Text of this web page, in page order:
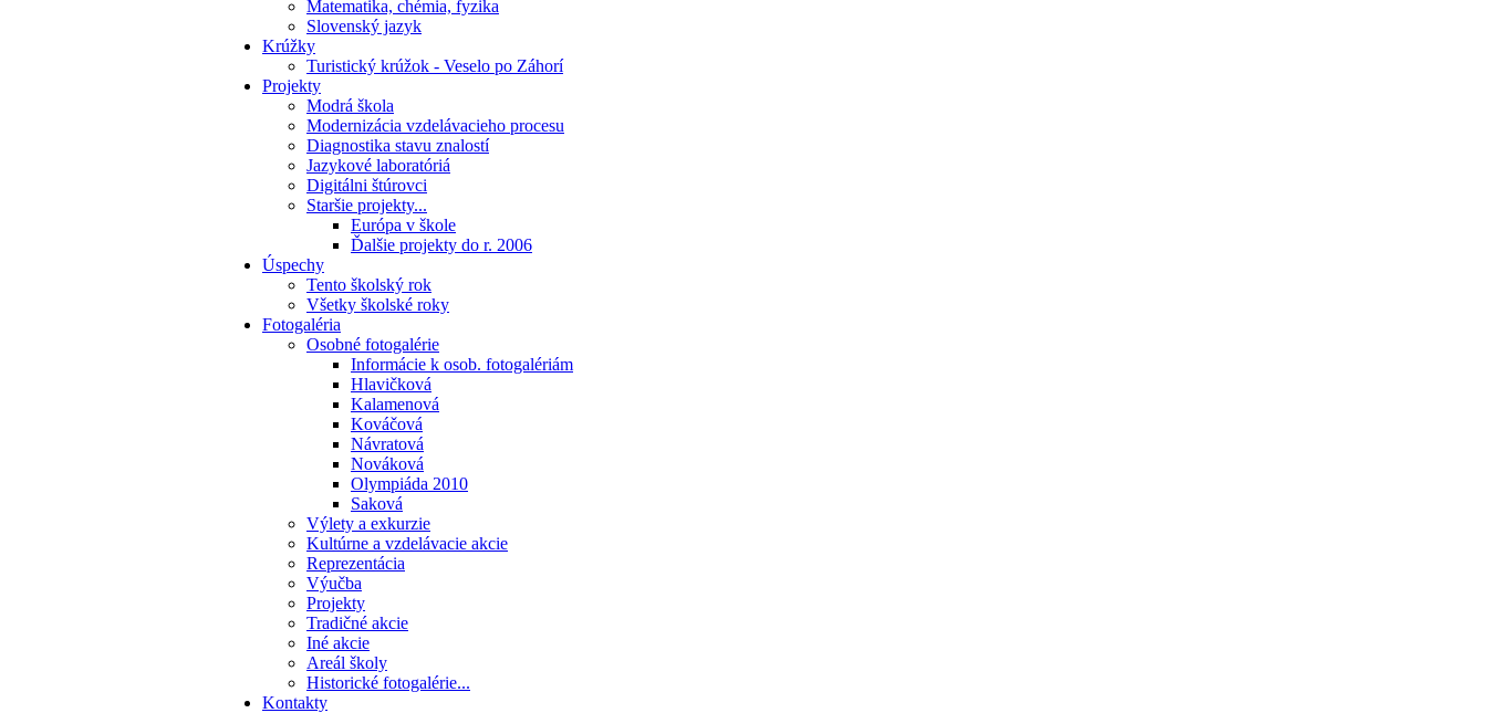
Matematika, chémia, fyzika
Slovenský jazyk
Krúžky
Turistický krúžok - Veselo po Záhorí
Projekty
Modrá škola
Modernizácia vzdelávacieho procesu
Diagnostika stavu znalostí
Jazykové laboratóriá
Digitálni štúrovci
Staršie projekty...
Európa v škole
Ďalšie projekty do r. 2006
Úspechy
Tento školský rok
Všetky školské roky
Fotogaléria
Osobné fotogalérie
Informácie k osob. fotogalériám
Hlavičková
Kalamenová
Kováčová
Návratová
Nováková
Olympiáda 2010
Saková
Výlety a exkurzie
Kultúrne a vzdelávacie akcie
Reprezentácia
Výučba
Projekty
Tradičné akcie
Iné akcie
Areál školy
Historické fotogalérie...
Kontakty